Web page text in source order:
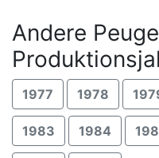
Andere
1977 1978
1983 1984